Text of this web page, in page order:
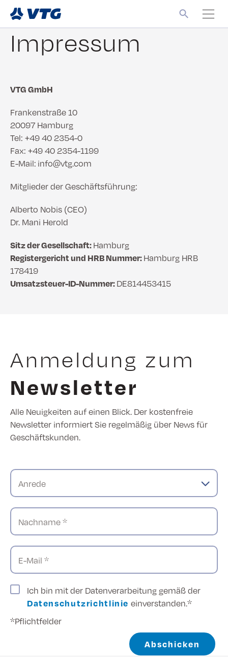
Impressum
VTG GmbH
Frankenstraße 10
20097 Hamburg
Tel: +49 40 2354-0
Fax: +49 40 2354-1199
E-Mail: info@vtg.com
Mitglieder der Geschäftsführung:
Alberto Nobis (CEO)
Dr. Mani Herold
Sitz der Gesellschaft:Hamburg
Registergericht und HRB Nummer:Hamburg HRB
178419
Umsatzsteuer-ID-Nummer:DE814453415
Anmeldung zum
Newsletter
Alle Neuigkeiten auf einen Blick. Der kostenfreie
Newsletter informiert Sie regelmäßig über News für
Geschäftskunden.
Anrede
Nachname *
E-Mail *
Ich bin mit der Datenverarbeitung gemäß der
Datenschutzrichtlinie einverstanden.*
*Pflichtfelder
Abschicken